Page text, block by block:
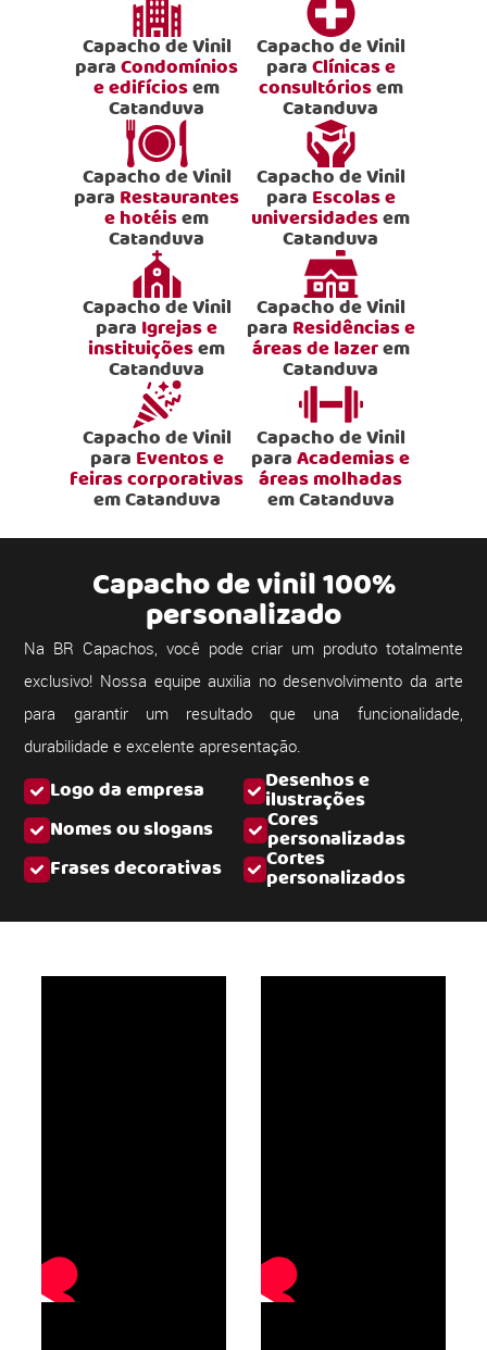
Capacho de Vinil
paraCondomínios
e edifíciosem
Catanduva
Capacho de Vinil
paraClínicas e
consultóriosem
Catanduva
Capacho de Vinil
para Restaurantes
e hotéisem
Catanduva
Capacho de Vinil
para Escolas e
universidadesem
Catanduva
Capacho de Vinil
para Igrejas e
instituiçõesem
Catanduva
Capacho de Vinil
para Residências e
áreas de lazerem
Catanduva
Capacho de Vinil
para Eventos e
feiras corporativas
em Catanduva
Capacho de Vinil
paraAcademias e
áreas molhadas
em Catanduva
Logo da empresa Desenhos e
ilustrações
Nomes ou slogans
Cores
personalizadas
Frases decorativas
Cortes
personalizados
Capacho de vinil 100%
personalizado
Na BR Capachos, você pode criar um produto totalmente
exclusivo! Nossa equipe auxilia no desenvolvimento da arte
para garantir um resultado que una funcionalidade,
durabilidade e excelente apresentação.